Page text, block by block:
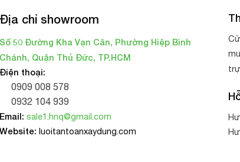
Địa chỉ showroom
Số 50 Đường Kha Vạn Cân, Phường Hiệp Bình
Chánh, Quận Thủ Đức, TP.HCM
Điện thoại:
0909 008 578
0932 104 939
Email: sale1.hnq@gmail.com
Website: luoitantoanxaydung.com